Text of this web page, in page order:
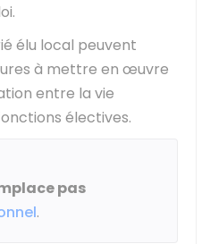
élu local peuvent
à mettre en œuvre
entre la vie
électives.
pas
.